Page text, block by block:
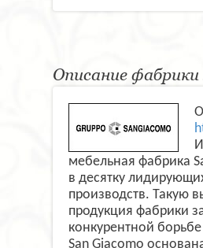
Описание фабрики
мебельная фабрика
в десятку
производств. Такую
продукция фабрики
конкурентной
San Giacomo